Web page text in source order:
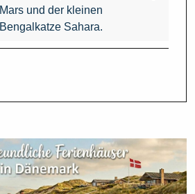
Mars und der kleinen
Bengalkatze Sahara.